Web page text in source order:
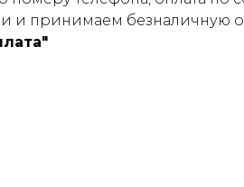
принимаем безналичную